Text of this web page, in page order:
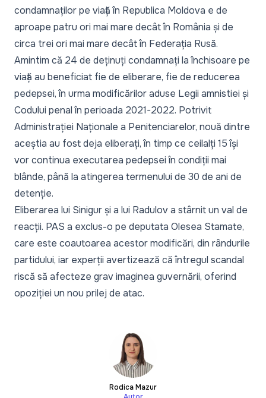
condamnaților pe viață în Republica Moldova e de
aproape patru ori mai mare decât în România și de
circa trei ori mai mare decât în Federația Rusă.
Amintim că 24 de deținuți condamnați la închisoare pe
viață au beneficiat fie de eliberare, fie de reducerea
pedepsei, în urma modificărilor aduse Legii amnistiei și
Codului penal în perioada 2021-2022. Potrivit
Administrației Naționale a Penitenciarelor, nouă dintre
aceștia au fost deja eliberați, în timp ce ceilalți 15 își
vor continua executarea pedepsei în condiții mai
blânde, până la atingerea termenului de 30 de ani de
detenție.
Eliberarea lui Sinigur și a lui Radulova stârnit un val de
reacții. PAS a exclus-o pe deputata Olesea Stamate,
care este coautoarea acestor modificări, din rândurile
partidului, iar experții avertizează că întregul scandal
riscă să afecteze grav imaginea guvernării, oferind
opoziției un nou prilej de atac.
Rodica Mazur